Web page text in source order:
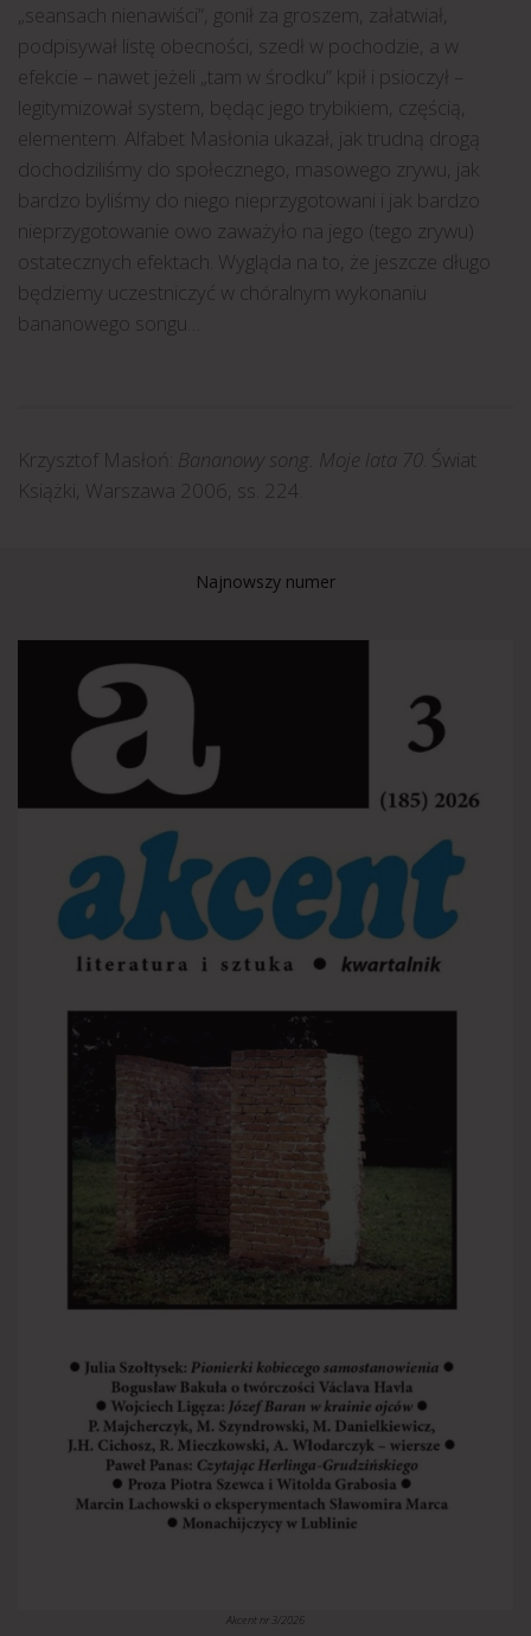
„seansach nienawiści”, gonił za groszem, załatwiał,
podpisywał listę obecności, szedł w pochodzie, a w
efekcie – nawet jeżeli „tam w środku” kpił i psioczył –
legitymizował system, będąc jego trybikiem, częścią,
elementem. Alfabet Masłonia ukazał, jak trudną drogą
dochodziliśmy do społecznego, masowego zrywu, jak
bardzo byliśmy do niego nieprzygotowani i jak bardzo
nieprzygotowanie owo zaważyło na jego (tego zrywu)
ostatecznych efektach. Wygląda na to, że jeszcze długo
będziemy uczestniczyć w chóralnym wykonaniu
bananowego songu…
Krzysztof Masłoń: Bananowy song. Moje lata 70 . Świat
Książki, Warszawa 2006, ss. 224.
Najnowszy numer
Akcent nr 3/2026